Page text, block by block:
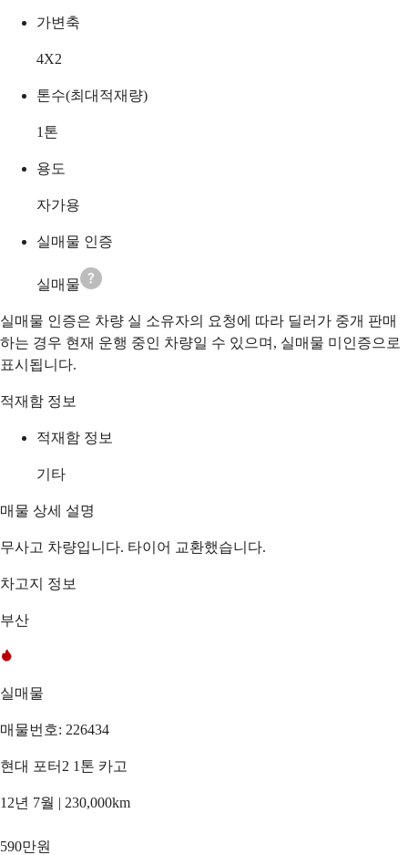
가변축
4X2
톤수(최대적재량)
1 톤
용도
자가용
실매물 인증
실매물
실매물 인증은 차량 실 소유자의 요청에 따라 딜러가 중개 판매
하는 경우 현재 운행 중인 차량일 수 있으며, 실매물 미인증으로
표시됩니다.
적재함 정보
적재함 정보
기타
매물 상세 설명
무사고 차량입니다. 타이어 교환했습니다.
차고지 정보
부산
실매물
매물번호: 226434
현대 포터2 1톤 카고
12년 7월 | 230,000km
590만원